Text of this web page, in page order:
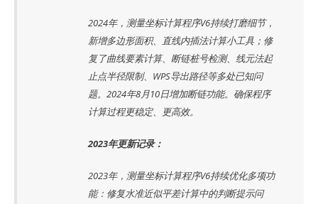
2024年，测量坐标计算程序V6持续打磨细节，
新增多边形面积、直线内插法计算小工具；修
复了曲线要素计算、断链桩号检测、线元法起
止点半径限制、WPS导出路径等多处已知问
题。2024年8月10日增加断链功能。确保程序
计算过程更稳定、更高效。
2023年更新记录：
2023年，测量坐标计算程序V6持续优化多项功
能：修复水准近似平差计算中的判断提示问